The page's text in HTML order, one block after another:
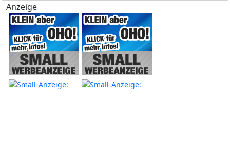
Anzeige